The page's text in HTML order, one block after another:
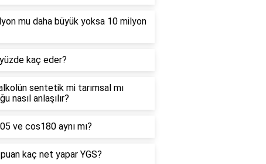
mu daha büyük yoksa 10 milyon
kaç eder?
sentetik mi tarımsal mı
nasıl anlaşılır?
ve cos180 aynı mı?
kaç net yapar YGS?